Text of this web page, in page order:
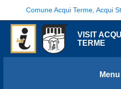
Comune Acqui Terme, Acqui
VISIT ACQUI
TERME
Menu